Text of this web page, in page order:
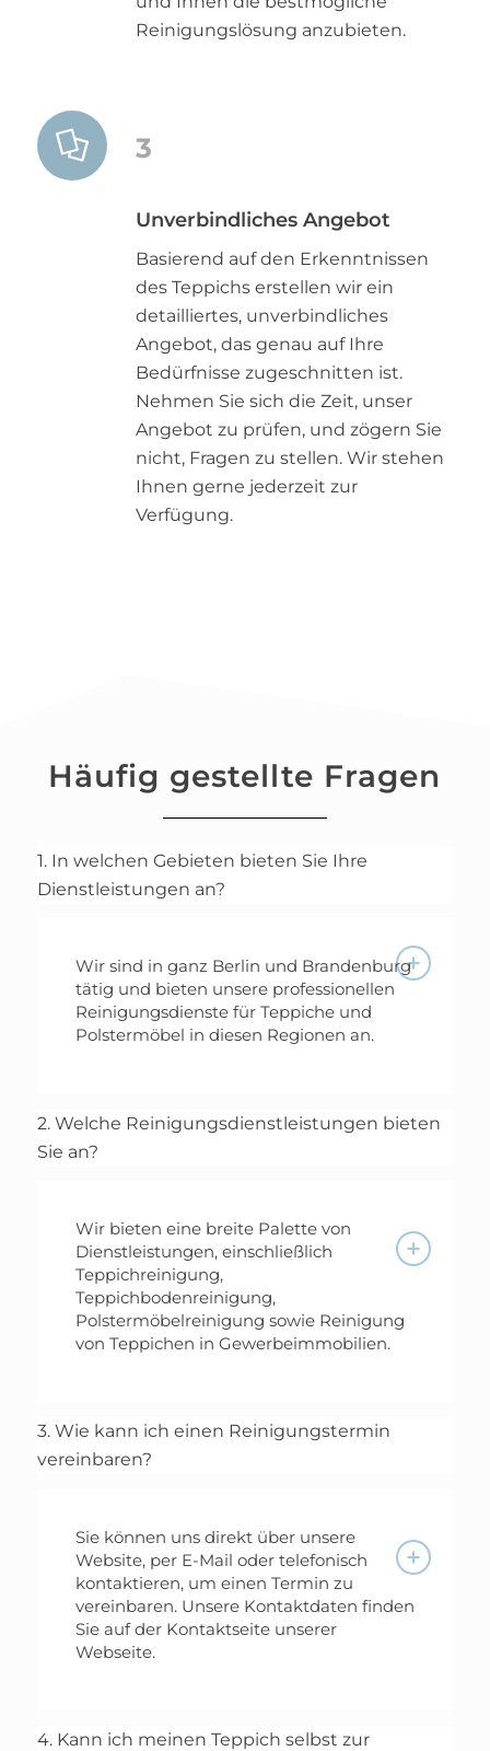
Reinigungslösung anzubieten.
3
Unverbindliches Angebot
Basierend auf den Erkenntnissen
des Teppichs erstellen wir ein
detailliertes, unverbindliches
Angebot, das genau auf Ihre
Bedürfnisse zugeschnitten ist.
Nehmen Sie sich die Zeit, unser
Angebot zu prüfen, und zögern Sie
nicht, Fragen zu stellen. Wir stehen
Ihnen gerne jederzeit zur
Verfügung.
Häufig gestellte Fragen
1. In welchen Gebieten bieten Sie Ihre
Dienstleistungen an?
Wir sind in ganz Berlin und Brandenburg
tätig und bieten unsere professionellen
Reinigungsdienste für Teppiche und
Polstermöbel in diesen Regionen an.
2. Welche Reinigungsdienstleistungen bieten
Sie an?
Wir bieten eine breite Palette von
Dienstleistungen, einschließlich
Teppichreinigung,
Teppichbodenreinigung,
Polstermöbelreinigung sowie Reinigung
von Teppichen in Gewerbeimmobilien.
3. Wie kann ich einen Reinigungstermin
vereinbaren?
Sie können uns direkt über unsere
Website, per E-Mail oder telefonisch
kontaktieren, um einen Termin zu
vereinbaren. Unsere Kontaktdaten finden
Sie auf der Kontaktseite unserer
Webseite.
4. Kann ich meinen Teppich selbst zur